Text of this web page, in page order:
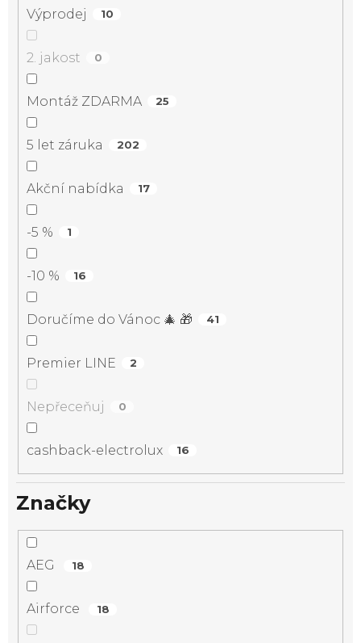
Výprodej 10
2. jakost 0
Montáž ZDARMA 25
5 let záruka 202
Akční nabídka 17
-5 % 1
-10 % 16
Doručíme do Vánoc 🎄 🎁 41
Premier LINE 2
Nepřeceňuj 0
cashback-electrolux 16
Značky
AEG 18
Airforce 18